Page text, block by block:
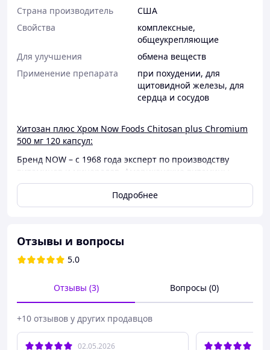
Страна производитель
США
Свойства
комплексные,
общеукрепляющие
Для улучшения
обмена веществ
Применение препарата
при похудении, для
щитовидной железы, для
сердца и сосудов
Хитозан плюс Хром Now Foods Chitosan plus Chromium
500 мг 120 капсул:
Бренд NOW – с 1968 года эксперт по производству
витаминов и минералов. Американские витамины,
входящие в ТОП 5 лучших производителей во всем
мире. Качество, безопасность и эффективность
продуктов NOW признаны более чем в 70 странах
Витамины NOW – это сертифицированное качество,
натуральность, органичность, а также самый широкий
ассортимент продукции среди производителей
Контроль веса
Суперабсорбирующее действие
Поддерживает уровень холестерина,
Без ГМО
Подробнее
Отзывы и вопросы
5.0
Отзывы (3) Вопросы (0)
+10 отзывов у других продавцов
02.05.2026